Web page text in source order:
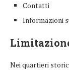
Contatti
Informazioni
Nei quartieri